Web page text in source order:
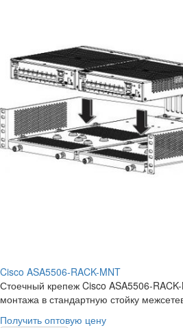
Cisco ASA5506-RACK-MNT
Стоечный крепеж Cisco ASA5506-
монтажа в стандартную стойку
Получить оптовую цену